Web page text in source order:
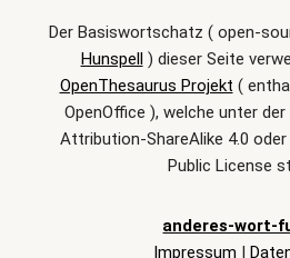
Der Basiswortschatz ( open-
Hunspell) dieser Seite
OpenThesaurus Projekt (
OpenOffice ), welche unter
Attribution-ShareAlike 4.0 oder
Public License
anderes-wort-
Impressum |